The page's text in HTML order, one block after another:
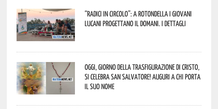
“Radici in Circolo”: a Rotondella i giovani
lucani progettano il domani. I dettagli
Oggi, giorno della Trasfigurazione di Cristo,
si celebra San Salvatore! Auguri a chi porta
il suo nome